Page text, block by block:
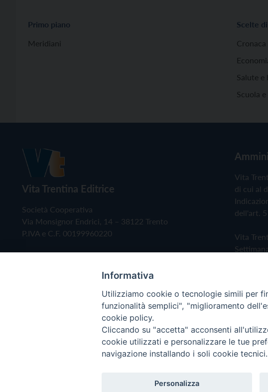
Primo piano
Meridiani
Scelte
Cronaca
Salute e
Scuola
Vita Trentina Editrice
Società Cooperativa
Via Monsignor Endrici, 14 – 38122 Trento
P.IVA e C.F. 00199960220
Vita
di cui al
dell'art.
Vita
Privacy
Copyright © 2019 - Tutti i diritti riservati - Vita Trentina
Informativa
Utilizziamo cookie o tecnologie simili per
funzionalità semplici", "miglioramento
cookie policy.
Cliccando su "accetta" acconsenti
cookie utilizzati e personalizzare le tue
navigazione installando i soli cookie
Personalizza